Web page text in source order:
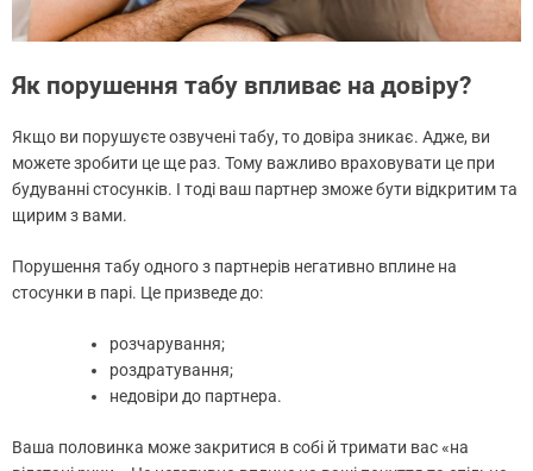
Як порушення табу впливає на довіру?
Якщо ви порушуєте озвучені табу, то довіра зникає. Адже, ви
можете зробити це ще раз. Тому важливо враховувати це при
будуванні стосунків. І тоді ваш партнер зможе бути відкритим та
щирим з вами.
Порушення табу одного з партнерів негативно вплине на
стосунки в парі. Це призведе до:
розчарування;
роздратування;
недовіри до партнера.
Ваша половинка може закритися в собі й тримати вас «на